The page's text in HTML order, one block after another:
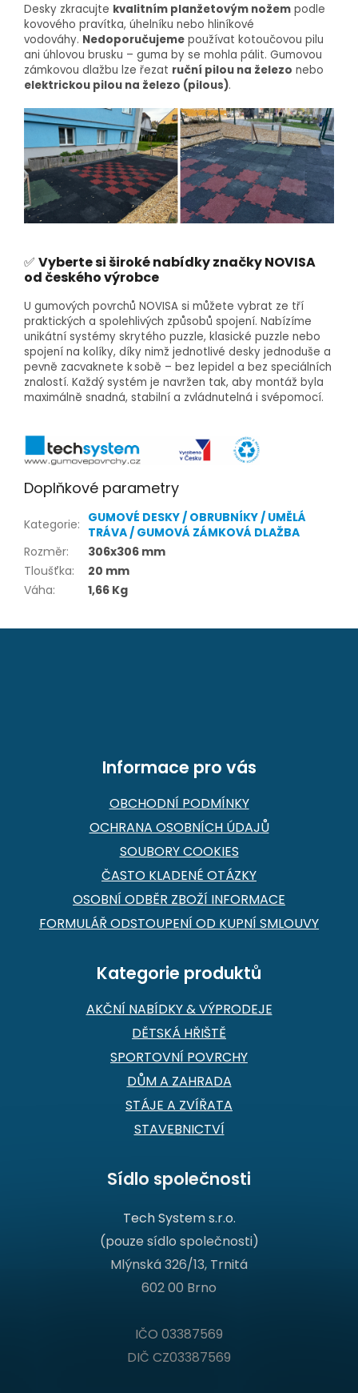
Desky zkracujte kvalitním planžetovým nožem podle
kovového pravítka, úhelníku nebo hliníkové
vodováhy. Nedoporučujeme používat kotoučovou pilu
ani úhlovou brusku – guma by se mohla pálit. Gumovou
zámkovou dlažbu lze řezat ruční pilou na železo nebo
elektrickou pilou na železo (pilous).
✅ Vyberte si široké nabídky značky NOVISA
od českého výrobce
U gumových povrchů NOVISA si můžete vybrat ze tří
praktických a spolehlivých způsobů spojení. Nabízíme
unikátní systémy skrytého puzzle, klasické puzzle nebo
spojení na kolíky, díky nimž jednotlivé desky jednoduše a
pevně zacvaknete k sobě – bez lepidel a bez speciálních
znalostí. Každý systém je navržen tak, aby montáž byla
maximálně snadná, stabilní a zvládnutelná i svépomocí.
Doplňkové parametry
Kategorie: GUMOVÉ DESKY / OBRUBNÍKY / UMĚLÁ
TRÁVA / GUMOVÁ ZÁMKOVÁ DLAŽBA
Rozměr:
306x306 mm
Tloušťka:
20 mm
Váha: 1,66 Kg
Informace pro vás
OBCHODNÍ PODMÍNKY
OCHRANA OSOBNÍCH ÚDAJŮ
SOUBORY COOKIES
ČASTO KLADENÉ OTÁZKY
OSOBNÍ ODBĚR ZBOŽÍ INFORMACE
FORMULÁŘ ODSTOUPENÍ OD KUPNÍ SMLOUVY
Kategorie produktů
AKČNÍ NABÍDKY & VÝPRODEJE
DĚTSKÁ HŘIŠTĚ
SPORTOVNÍ POVRCHY
DŮM A ZAHRADA
STÁJE A ZVÍŘATA
STAVEBNICTVÍ
Sídlo společnosti
Tech System s.r.o.
(pouze sídlo společnosti)
Mlýnská 326/13, Trnitá
602 00 Brno
IČO 03387569
DIČ CZ03387569